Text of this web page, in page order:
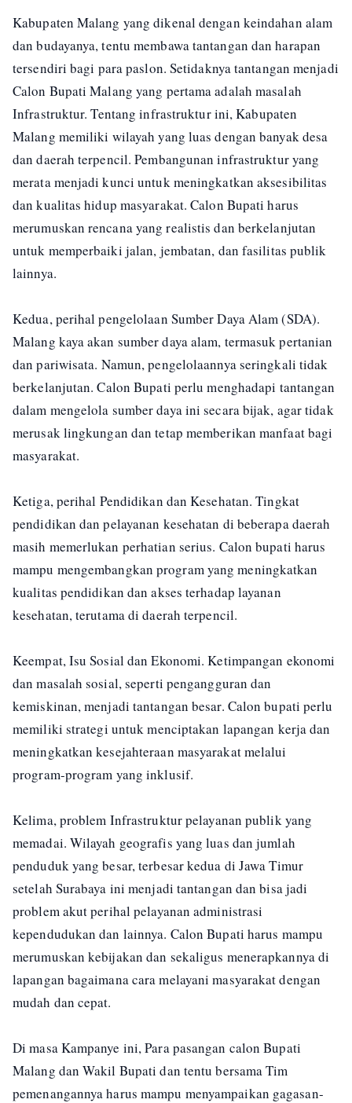
Kabupaten Malang yang dikenal dengan keindahan alam
dan budayanya, tentu membawa tantangan dan harapan
tersendiri bagi para paslon. Setidaknya tantangan menjadi
Calon Bupati Malang yang pertama adalah masalah
Infrastruktur. Tentang infrastruktur ini, Kabupaten
Malang memiliki wilayah yang luas dengan banyak desa
dan daerah terpencil. Pembangunan infrastruktur yang
merata menjadi kunci untuk meningkatkan aksesibilitas
dan kualitas hidup masyarakat. Calon Bupati harus
merumuskan rencana yang realistis dan berkelanjutan
untuk memperbaiki jalan, jembatan, dan fasilitas publik
lainnya.
Kedua, perihal pengelolaan Sumber Daya Alam (SDA).
Malang kaya akan sumber daya alam, termasuk pertanian
dan pariwisata. Namun, pengelolaannya seringkali tidak
berkelanjutan. Calon Bupati perlu menghadapi tantangan
dalam mengelola sumber daya ini secara bijak, agar tidak
merusak lingkungan dan tetap memberikan manfaat bagi
masyarakat.
Ketiga, perihal Pendidikan dan Kesehatan. Tingkat
pendidikan dan pelayanan kesehatan di beberapa daerah
masih memerlukan perhatian serius. Calon bupati harus
mampu mengembangkan program yang meningkatkan
kualitas pendidikan dan akses terhadap layanan
kesehatan, terutama di daerah terpencil.
Keempat, Isu Sosial dan Ekonomi. Ketimpangan ekonomi
dan masalah sosial, seperti pengangguran dan
kemiskinan, menjadi tantangan besar. Calon bupati perlu
memiliki strategi untuk menciptakan lapangan kerja dan
meningkatkan kesejahteraan masyarakat melalui
program-program yang inklusif.
Kelima, problem Infrastruktur pelayanan publik yang
memadai. Wilayah geografis yang luas dan jumlah
penduduk yang besar, terbesar kedua di Jawa Timur
setelah Surabaya ini menjadi tantangan dan bisa jadi
problem akut perihal pelayanan administrasi
kependudukan dan lainnya. Calon Bupati harus mampu
merumuskan kebijakan dan sekaligus menerapkannya di
lapangan bagaimana cara melayani masyarakat dengan
mudah dan cepat.
Di masa Kampanye ini, Para pasangan calon Bupati
Malang dan Wakil Bupati dan tentu bersama Tim
pemenangannya harus mampu menyampaikan gagasan-